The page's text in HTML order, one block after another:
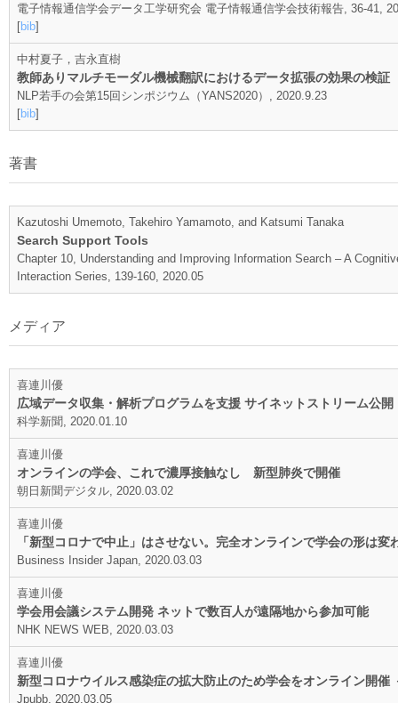
電子情報通信学会データ工学研究会 電子情報通信学会技術報告, 36-41,
[bib]
中村夏子，吉永直樹
教師ありマルチモーダル機械翻訳におけるデータ拡張の効果の検証
NLP若手の会第15回シンポジウム（YANS2020）, 2020.9.23
[bib]
著書
Kazutoshi Umemoto, Takehiro Yamamoto, and Katsumi Tanaka
Search Support Tools
Chapter 10, Understanding and Improving Information Search – A
Interaction Series, 139-160, 2020.05
メディア
喜連川優
広域データ収集・解析プログラムを支援 サイネットストリーム公開
科学新聞, 2020.01.10
喜連川優
オンラインの学会、これで濃厚接触なし 新型肺炎で開催
朝日新聞デジタル, 2020.03.02
喜連川優
「新型コロナで中止」はさせない。完全オンラインで学会の形は変
Business Insider Japan, 2020.03.03
喜連川優
学会用会議システム開発 ネットで数百人が遠隔地から参加可能
NHK NEWS WEB, 2020.03.03
喜連川優
新型コロナウイルス感染症の拡大防止のため学会をオンライン開
Jpubb, 2020.03.05